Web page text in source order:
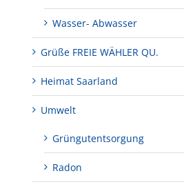
Wasser- Abwasser
Grüße FREIE WÄHLER QU.
Heimat Saarland
Umwelt
Grüngutentsorgung
Radon